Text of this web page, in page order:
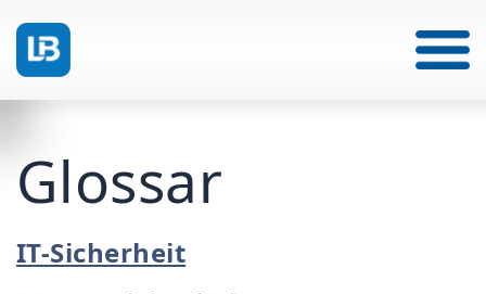
Glossar
IT-Sicherheit